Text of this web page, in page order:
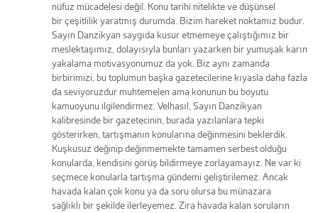
nüfuz mücadelesi değil. Konu tarihi nitelikte ve düşünsel
bir çeşitlilik yaratmış durumda. Bizim hareket noktamız budur.
Sayın Danzikyan saygıda kusur etmemeye çalıştığımız bir
meslektaşımız, dolayısıyla bunları yazarken bir yumuşak karın
yakalama motivasyonumuz da yok. Biz aynı zamanda
birbirimizi, bu toplumun başka gazetecilerine kıyasla daha fazla
da seviyoruzdur muhtemelen ama konunun bu boyutu
kamuoyunu ilgilendirmez. Velhasıl, Sayın Danzikyan
kalibresinde bir gazetecinin, burada yazılanlara tepki
gösterirken, tartışmanın konularına değinmesini beklerdik.
Kuşkusuz değinip değinmemekte tamamen serbest olduğu
konularda, kendisini görüş bildirmeye zorlayamayız. Ne var ki
seçmece konularla tartışma gündemi geliştirilemez. Ancak
havada kalan çok konu ya da soru olursa bu münazara
sağlıklı bir şekilde ilerleyemez. Zira havada kalan soruların